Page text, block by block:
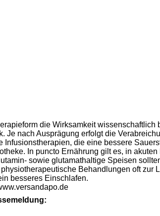
die Wirksamkeit
Je nach Ausprägung erfolgt die
Infusionstherapien, die eine bessere
In puncto Ernährung gilt es, in
sowie glutamathaltige Speisen
Behandlungen oft
besseres Einschlafen.